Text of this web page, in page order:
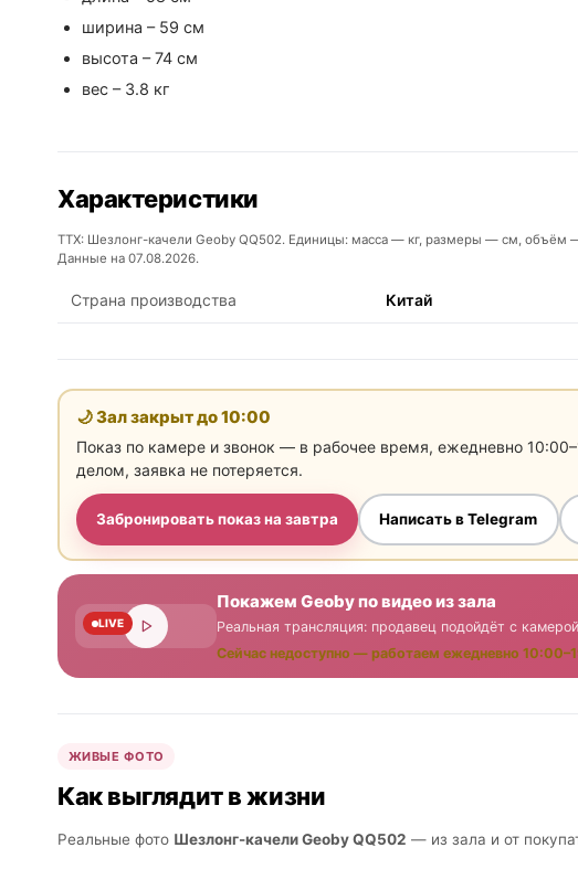
ширина – 59 см
высота – 74 см
вес – 3.8 кг
Характеристики
ТТХ: Шезлонг-качели Geoby QQ502. Единицы: масса — кг, размеры — см, объём
Данные на 07.08.2026.
Страна производства Китай
🌙 Зал закрыт до10:00
Показ по камере и звонок — в рабочее время, ежедневно
делом, заявка не потеряется.
Забронировать показ на завтра Написать в Telegram
LIVE
Покажем Geoby по видео из зала
Реальная трансляция: продавец подойдёт с
Сейчас недоступно — работаем ежедневно
ЖИВЫЕ ФОТО
Как выглядит в жизни
Реальные фото Шезлонг-качели Geoby QQ502 — из зала и от